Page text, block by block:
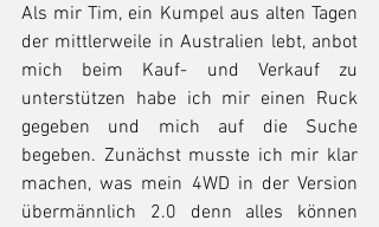
Als mir Tim, ein Kumpel aus alten Tagen
der mittlerweile in Australien lebt, anbot
mich beim Kauf- und Verkauf zu
unterstützen habe ich mir einen Ruck
gegeben und mich auf die Suche
begeben. Zunächst musste ich mir klar
machen, was mein 4WD in der Version
übermännlich 2.0 denn alles können